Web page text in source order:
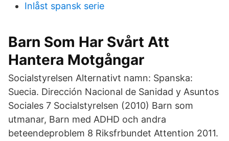
Inlåst spansk serie
Barn Som Har Svårt Att
Hantera Motgångar
Socialstyrelsen Alternativt namn: Spanska:
Suecia. Dirección Nacional de Sanidad y Asuntos
Sociales 7 Socialstyrelsen (2010) Barn som
utmanar, Barn med ADHD och andra
beteendeproblem 8 Riksfrbundet Attention 2011.